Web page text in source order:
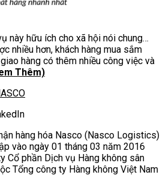
này hữu ích cho xã hội nói chung…
nhiều hơn, khách hàng mua sắm
hàng có thêm nhiều công việc và
Thêm)
hàng hóa Nasco (Nasco Logistics)
vào ngày 01 tháng 03 năm 2016
Cổ phần Dịch vụ Hàng không sân
Tổng công ty Hàng không Việt Nam